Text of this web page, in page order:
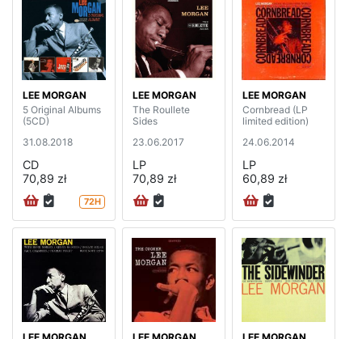
LEE MORGAN
5 Original Albums
(5CD)
31.08.2018
CD
70,89 zł
72H
LEE MORGAN
The Roullete
Sides
23.06.2017
LP
70,89 zł
LEE MORGAN
Cornbread (LP
limited edition)
24.06.2014
LP
60,89 zł